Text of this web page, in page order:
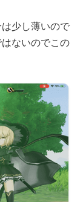
少し薄いので
ないのでこの